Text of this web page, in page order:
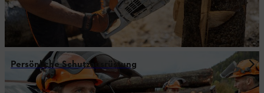
Persönliche Schutzausrüstung